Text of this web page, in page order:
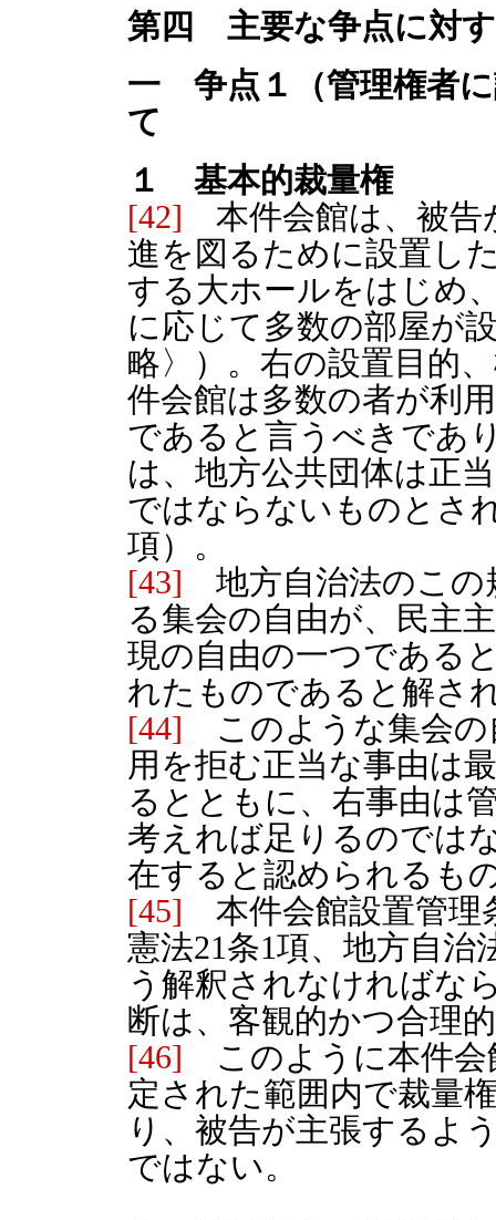
第四 主要な争点に対
一 争点１（管理権者
て
１ 基本的裁量権
[42] 本件会館は、被告
進を図るために設置し
する大ホールをはじめ
に応じて多数の部屋が
略〉）。右の設置目的
件会館は多数の者が利
であると言うべきであ
は、地方公共団体は正
ではならないものとさ
項）。
[43] 地方自治法のこの
る集会の自由が、民主
現の自由の一つである
れたものであると解さ
[44] このような集会の
用を拒む正当な事由は
るとともに、右事由は
考えれば足りるのでは
在すると認められるも
[45] 本件会館設置管理
憲法21条1項、地方自治
う解釈されなければな
断は、客観的かつ合理
[46] このように本件会
定された範囲内で裁量
り、被告が主張するよ
ではない。